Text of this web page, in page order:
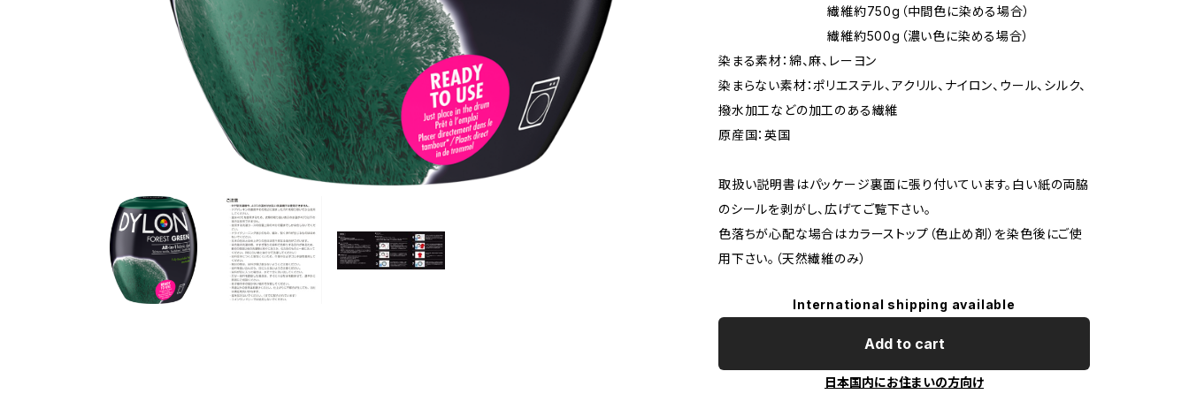
繊維約750g（中間色に染める場合）
繊維約500g（濃い色に染める場合）
染まる素材：綿、麻、レーヨン
染まらない素材：ポリエステル、アクリル、ナイロン、ウール、シルク、
撥水加工などの加工のある繊維
原産国：英国
取扱い説明書はパッケージ裏面に張り付いています。白い紙の両脇
のシールを剥がし、広げてご覧下さい。
色落ちが心配な場合はカラーストップ（色止め剤）を染色後にご使
用下さい。（天然繊維のみ）
International shipping available
Add to cart
日本国内にお住まいの方向け